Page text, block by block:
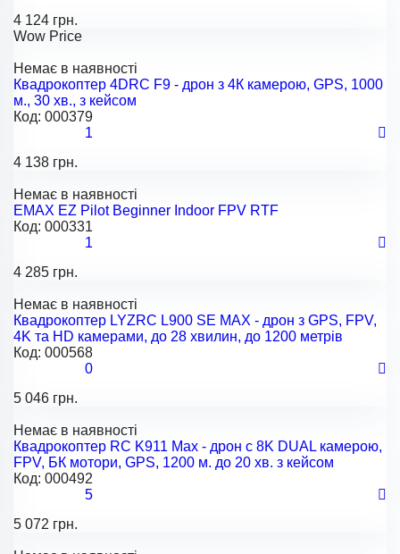
4 124 грн.
Wow Price
Немає в наявності
Квадрокоптер 4DRC F9 - дрон з 4К камерою, GPS, 1000
м., 30 хв., з кейсом
Код: 000379
1
4 138 грн.
Немає в наявності
EMAX EZ Pilot Beginner Indoor FPV RTF
Код: 000331
1
4 285 грн.
Немає в наявності
Квадрокоптер LYZRC L900 SE MAX - дрон з GPS, FPV,
4K та HD камерами, до 28 хвилин, до 1200 метрів
Код: 000568
0
5 046 грн.
Немає в наявності
Квадрокоптер RC K911 Max - дрон с 8K DUAL камерою,
FPV, БК мотори, GPS, 1200 м. до 20 хв. з кейсом
Код: 000492
5
5 072 грн.